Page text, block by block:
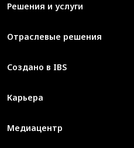
Решения и услуги
Отраслевые решения
Создано в IBS
Карьера
Медиацентр